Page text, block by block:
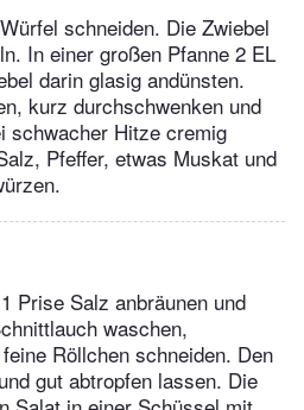
schneiden. Die Zwiebel
In einer großen Pfanne 2 EL
darin glasig andünsten.
kurz durchschwenken und
schwacher Hitze cremig
Pfeffer, etwas Muskat und
Prise Salz anbräunen und
waschen,
Röllchen schneiden. Den
gut abtropfen lassen. Die